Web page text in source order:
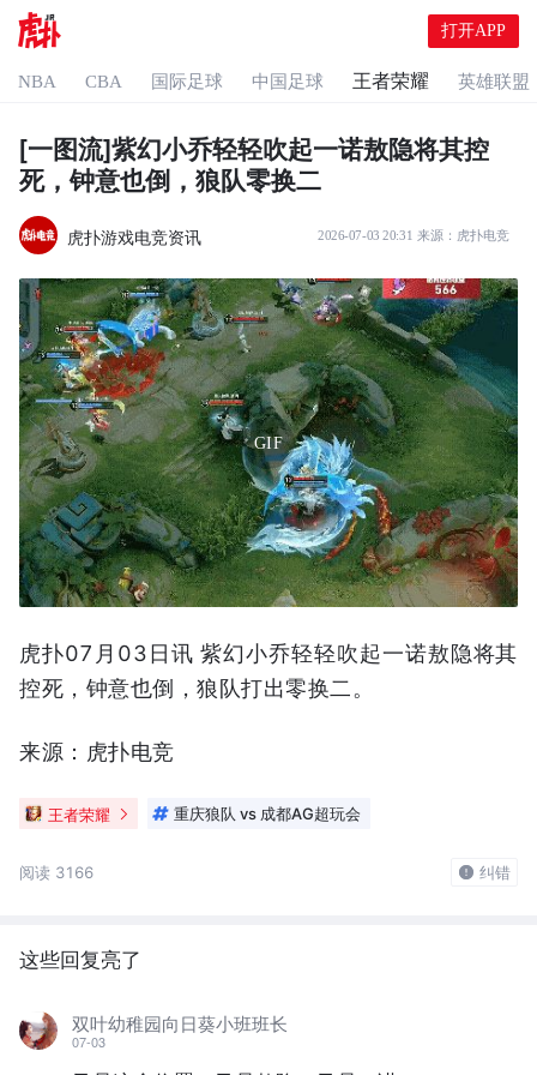
打开APP
NBA CBA 国际足球 中国足球 王者荣耀 英雄联盟
[一图流]紫幻小乔轻轻吹起一诺敖隐将其控
死，钟意也倒，狼队零换二
虎扑游戏电竞资讯 2026-07-03 20:31 来源： 虎扑电竞
GIF
虎扑07月03日讯 紫幻小乔轻轻吹起一诺敖隐将其
控死，钟意也倒，狼队打出零换二。
来源：虎扑电竞
王者荣耀 重庆狼队 vs 成都AG超玩会
阅读 3166 纠错
这些回复亮了
双叶幼稚园向日葵小班班长
07-03